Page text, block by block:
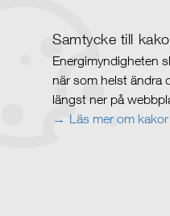
Samtycke till
Energimyndigheten
när som helst ändra
längst ner på
Läs mer om